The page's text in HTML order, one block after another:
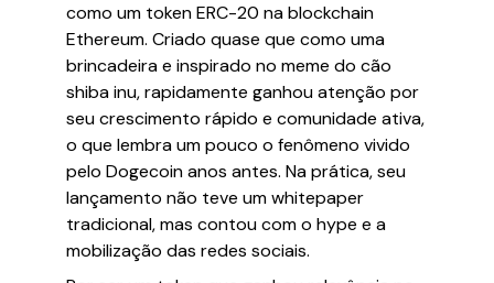
como um token ERC-20 na blockchain
Ethereum. Criado quase que como uma
brincadeira e inspirado no meme do cão
shiba inu, rapidamente ganhou atenção por
seu crescimento rápido e comunidade ativa,
o que lembra um pouco o fenômeno vivido
pelo Dogecoin anos antes. Na prática, seu
lançamento não teve um whitepaper
tradicional, mas contou com o hype e a
mobilização das redes sociais.